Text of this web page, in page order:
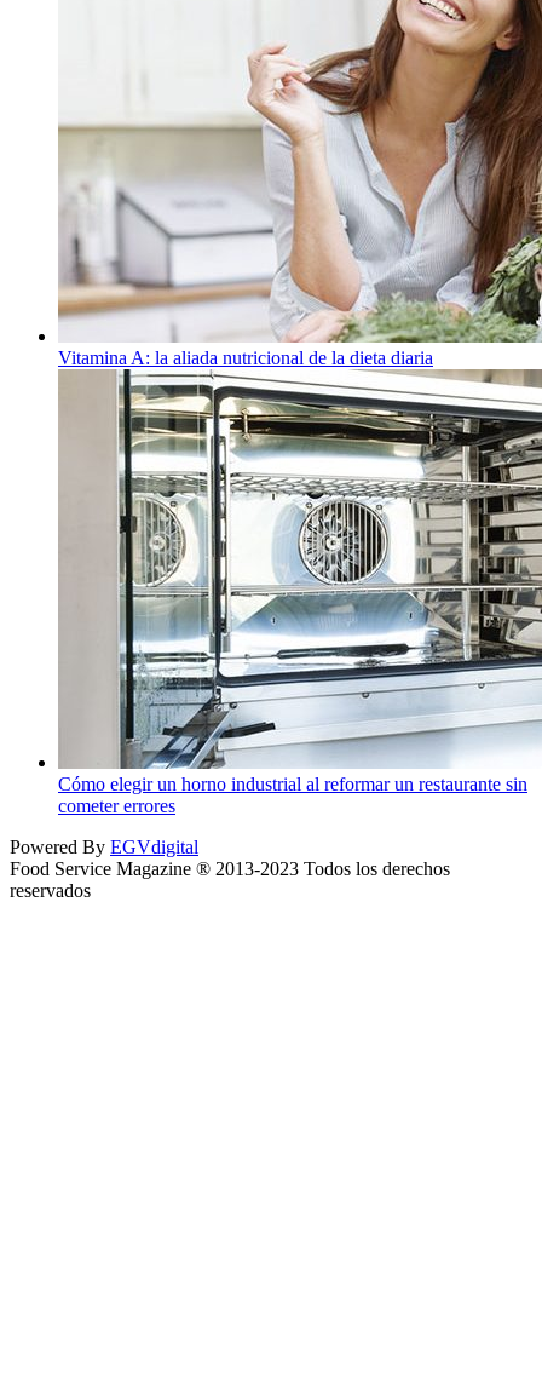
Vitamina A: la aliada nutricional de la dieta diaria
Cómo elegir un horno industrial al reformar un restaurante sin
cometer errores
Powered By EGVdigital
Food Service Magazine ® 2013-2023 Todos los derechos
reservados